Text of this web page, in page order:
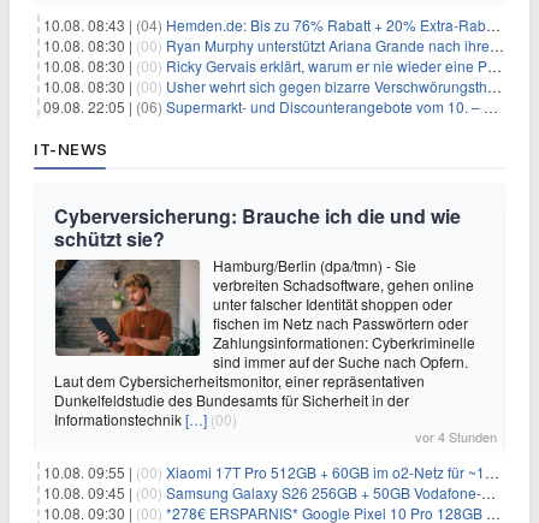
10.08. 08:43 | (04) Hemden.de: Bis zu 76% Rabatt + 20% Extra-Rabatt auf ALLE Hemden
10.08. 08:30 | (00) Ryan Murphy unterstützt Ariana Grande nach ihrem Ausstieg bei 'American Horror Story'
10.08. 08:30 | (00) Ricky Gervais erklärt, warum er nie wieder eine Preisverleihung moderieren will
10.08. 08:30 | (00) Usher wehrt sich gegen bizarre Verschwörungstheorie über angeblichen 'Klon'
09.08. 22:05 | (06) Supermarkt- und Discounterangebote vom 10. – 15.08.2026
IT-NEWS
Cyberversicherung: Brauche ich die und wie
schützt sie?
Hamburg/Berlin (dpa/tmn) - Sie
verbreiten Schadsoftware, gehen online
unter falscher Identität shoppen oder
fischen im Netz nach Passwörtern oder
Zahlungsinformationen: Cyberkriminelle
sind immer auf der Suche nach Opfern.
Laut dem Cybersicherheitsmonitor, einer repräsentativen
Dunkelfeldstudie des Bundesamts für Sicherheit in der
Informationstechnik[…] (00)
vor 4 Stunden
10.08. 09:55 | (00) Xiaomi 17T Pro 512GB + 60GB im o2-Netz für ~19,99€/Monat (effektiv -7,22€/Monat)
10.08. 09:45 | (00) Samsung Galaxy S26 256GB + 50GB Vodafone-Netz für 19,99€/Monat (effektiv 1,26€/Monat)
10.08. 09:30 | (00) *278€ ERSPARNIS* Google Pixel 10 Pro 128GB + 60GB im o2-Netz für ~19,99€/Monat